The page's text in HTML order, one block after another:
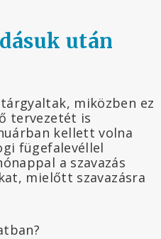
után
miközben ez
tervezetét is
kellett volna
fügefalevéllel
a szavazás
mielőtt szavazásra